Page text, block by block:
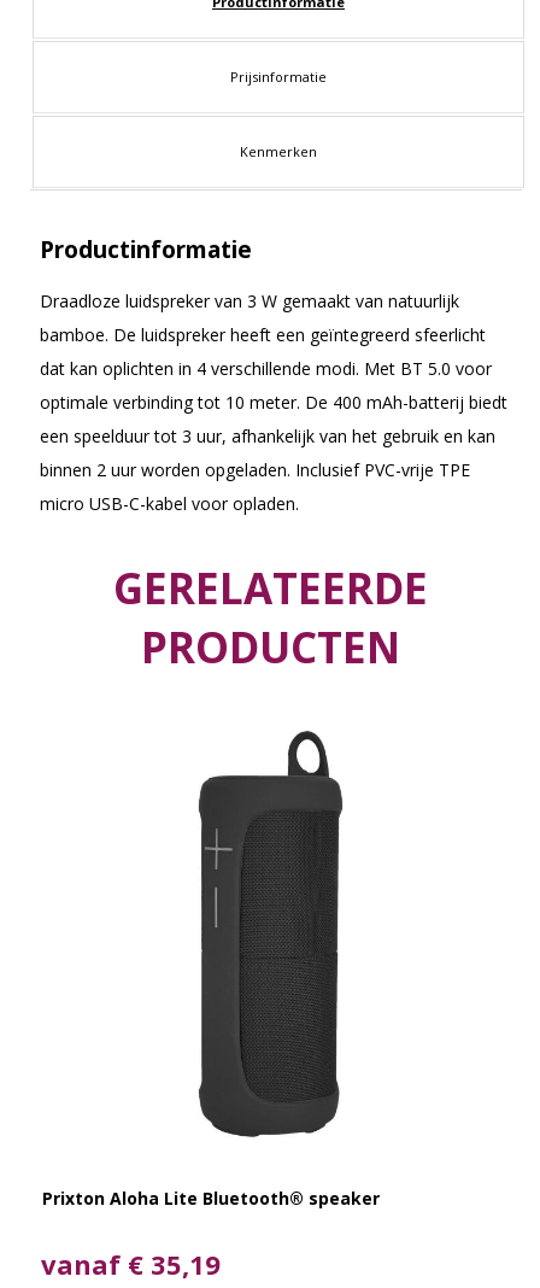
Prijsinformatie
Kenmerken
Productinformatie
Draadloze luidspreker van 3 W gemaakt van natuurlijk
bamboe. De luidspreker heeft een geïntegreerd sfeerlicht
dat kan oplichten in 4 verschillende modi. Met BT 5.0 voor
optimale verbinding tot 10 meter. De 400 mAh-batterij biedt
een speelduur tot 3 uur, afhankelijk van het gebruik en kan
binnen 2 uur worden opgeladen. Inclusief PVC-vrije TPE
micro USB-C-kabel voor opladen.
GERELATEERDE
PRODUCTEN
Prixton Aloha Lite Bluetooth® speaker
vanaf € 35,19